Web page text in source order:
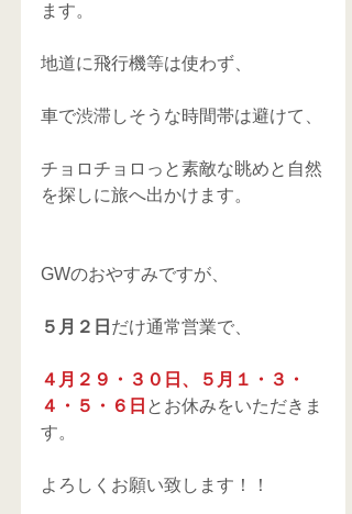
ます。
地道に飛行機等は使わず、
車で渋滞しそうな時間帯は避けて、
チョロチョロっと素敵な眺めと自然
を探しに旅へ出かけます。
GWのおやすみですが、
５月２日 だけ通常営業で、
４月２９・３０日、５月１・３・
４・５・６日 とお休みをいただきま
す。
よろしくお願い致します！！